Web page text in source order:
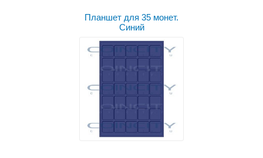
Планшет для 35 монет.
Синий